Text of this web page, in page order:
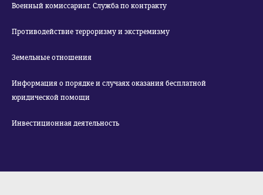
Военный комиссариат. Служба по контракту
Противодействие терроризму и экстремизму
Земельные отношения
Информация о порядке и случаях оказания бесплатной
юридической помощи
Инвестиционная деятельность